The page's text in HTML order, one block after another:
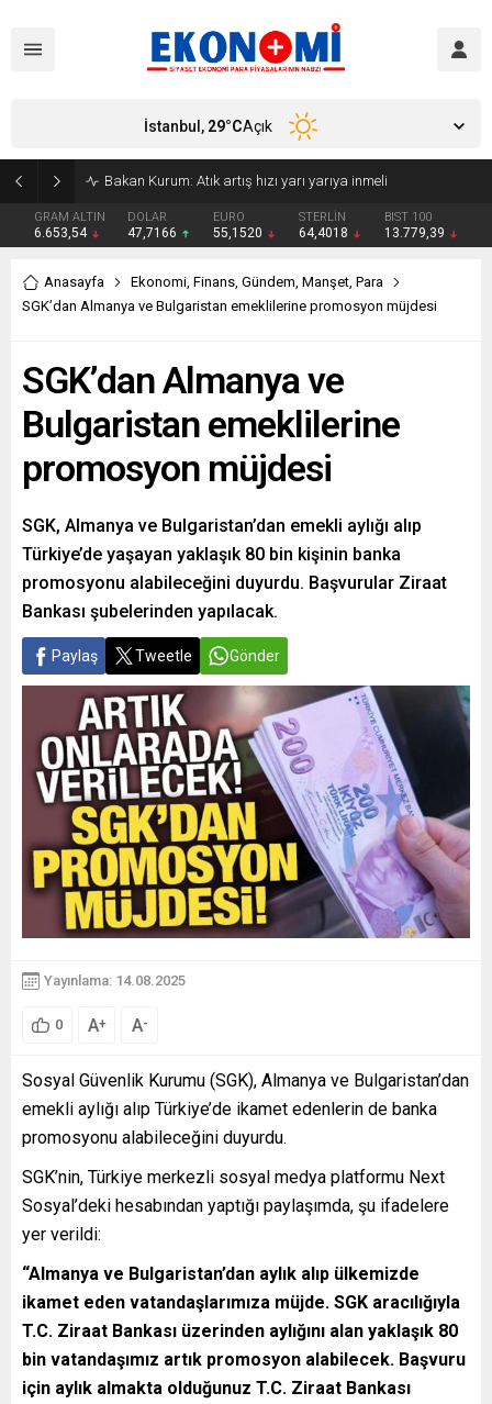
Bakan Kurum: Atık artış hızı yarı yarıya inmeli
GRAM ALTIN
6.653,54
DOLAR
47,7166
EURO
55,1520
STERLİN
64,4018
BIST 100
13.779,39
İstanbul, 29°CAçık
Anasayfa Ekonomi, Finans, Gündem, Manşet, Para
SGK’dan Almanya ve Bulgaristan emeklilerine promosyon müjdesi
SGK’dan Almanya ve
Bulgaristan emeklilerine
promosyon müjdesi
SGK, Almanya ve Bulgaristan’dan emekli aylığı alıp
Türkiye’de yaşayan yaklaşık 80 bin kişinin banka
promosyonu alabileceğini duyurdu. Başvurular Ziraat
Bankası şubelerinden yapılacak.
Paylaş Tweetle Gönder
Yayınlama: 14.08.2025
0 A+ A-
Sosyal Güvenlik Kurumu (SGK), Almanya ve Bulgaristan’dan
emekli aylığı alıp Türkiye’de ikamet edenlerin de banka
promosyonu alabileceğini duyurdu.
SGK’nin, Türkiye merkezli sosyal medya platformu Next
Sosyal’deki hesabından yaptığı paylaşımda, şu ifadelere
yer verildi:
“Almanya ve Bulgaristan’dan aylık alıp ülkemizde
ikamet eden vatandaşlarımıza müjde. SGK aracılığıyla
T.C. Ziraat Bankası üzerinden aylığını alan yaklaşık 80
bin vatandaşımız artık promosyon alabilecek. Başvuru
için aylık almakta olduğunuz T.C. Ziraat Bankası